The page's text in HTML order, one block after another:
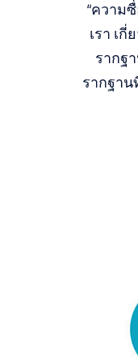
“ความ
เรา เ
รากฐ
รากฐา